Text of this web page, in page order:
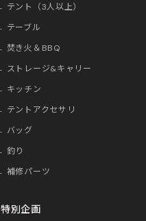
テント（3人以上）
テーブル
焚き火＆BBQ
ストレージ&キャリー
キッチン
テントアクセサリ
バッグ
釣り
補修パーツ
特別企画